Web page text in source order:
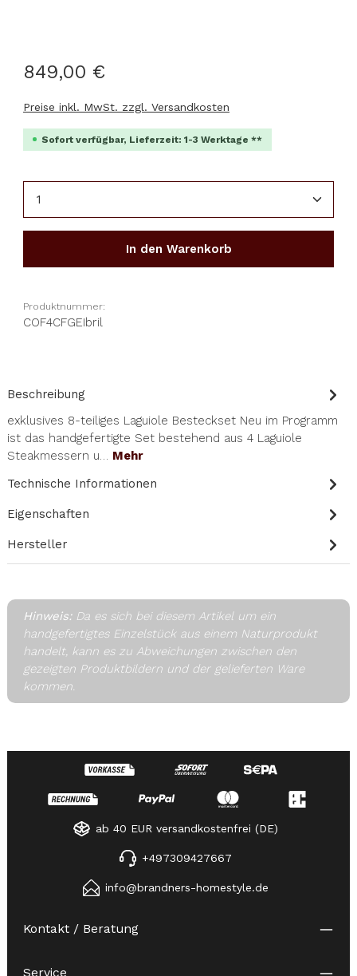
849,00 €
Preise inkl. MwSt. zzgl. Versandkosten
Sofort verfügbar, Lieferzeit: 1-3 Werktage **
In den Warenkorb
Produktnummer:
COF4CFGEIbril
Beschreibung
exklusives 8-teiliges Laguiole Besteckset Neu im Programm
ist das handgefertigte Set bestehend aus 4 Laguiole
Steakmessern u… Mehr
Technische Informationen
Eigenschaften
Hersteller
Hinweis: Da es sich bei diesem Artikel um ein
handgefertigtes Einzelstück aus einem Naturprodukt
handelt, kann es zu Abweichungen zwischen den
gezeigten Produktbildern und der gelieferten Ware
kommen.
ab 40 EUR versandkostenfrei (DE)
+497309427667
info@brandners-homestyle.de
Kontakt / Beratung
Service